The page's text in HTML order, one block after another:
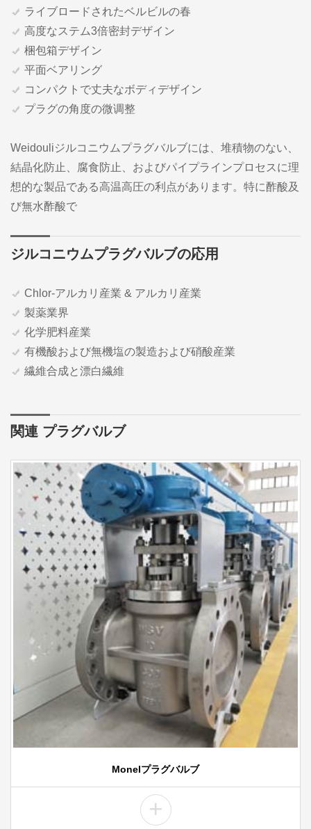
ライブロードされたベルビルの春
高度なステム3倍密封デザイン
梱包箱デザイン
平面ベアリング
コンパクトで丈夫なボディデザイン
プラグの角度の微调整
Weidouliジルコニウムプラグバルブには、堆積物のない、
結晶化防止、腐食防止、およびパイプラインプロセスに理
想的な製品である高温高圧の利点があります。特に酢酸及
び無水酢酸で
ジルコニウムプラグバルブの応用
Chlor-アルカリ産業 & アルカリ産業
製薬業界
化学肥料産業
有機酸および無機塩の製造および硝酸産業
繊維合成と漂白繊維
関連 プラグバルブ
Monelプラグバルブ
+